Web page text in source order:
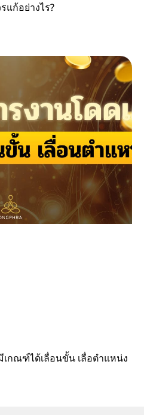
ก้อย่างไร?
เกณฑ์ได้เลื่อนขั้น เลื่อตำแหน่ง